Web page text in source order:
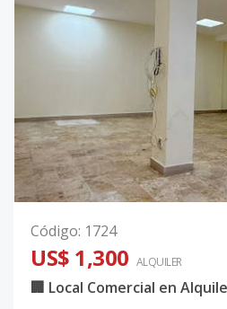
Código: 1724
US$ 1,300 ALQUILER